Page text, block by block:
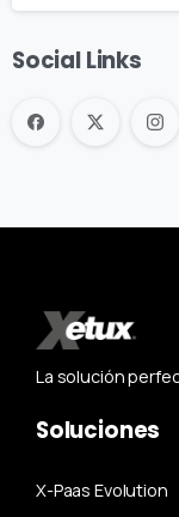
Social Links
La solución
Soluciones
X-Paas Evolution